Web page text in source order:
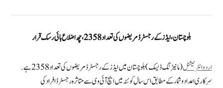
بلوچستان ،ایڈز کے رجسٹرڈ مریضوں کی تعداد 2358، چھ اضلاع ہائی رسک قرار
اردو انٹرنیشنل
(مانیڑنگ ڈیسک) بلوچستان میں ایڈز کے رجسٹرڈ مریضوں کی تعداد 2358 ہے.
سرکاری اعداد و شمار کے مطابق اس سال کوئٹہ میں ایچ آئی وی سے متاثرہ رجسٹرڈ افراد کی